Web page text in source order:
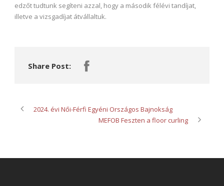
edzőt tudtunk segíteni azzal, hogy a második félévi tandíjat,
illetve a vizsgadíjat átvállaltuk.
Share Post:
2024. évi Női-Férfi Egyéni Országos Bajnokság
MEFOB Feszten a floor curling